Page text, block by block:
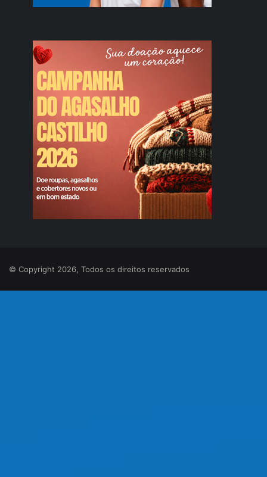
© Copyright 2026, Todos os direitos reservados